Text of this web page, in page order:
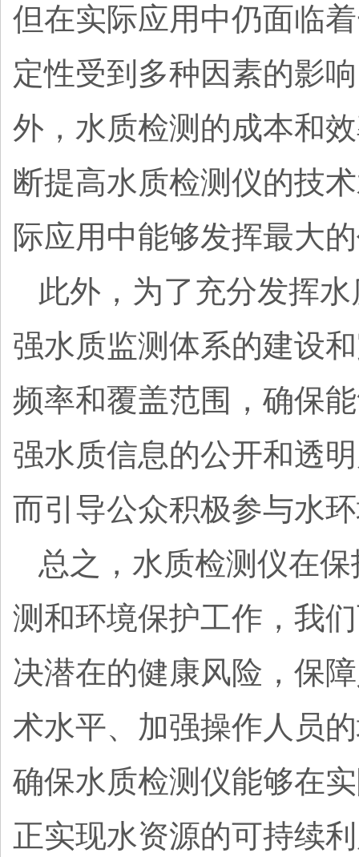
但在实际应用中仍面临
定性受到多种因素的影
外，水质检测的成本和
断提高水质检测仪的技
际应用中能够发挥最大
此外，为了充分发挥
强水质监测体系的建设
频率和覆盖范围，确保
强水质信息的公开和透
而引导公众积极参与水
总之，水质检测仪在
测和环境保护工作，我
决潜在的健康风险，保
术水平、加强操作人员
确保水质检测仪能够在
正实现水资源的可持续